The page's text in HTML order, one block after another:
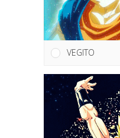
VEGITO